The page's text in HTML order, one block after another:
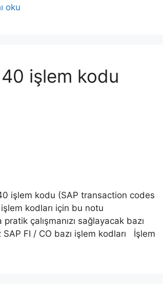
oku
40 işlem kodu
işlem kodu (SAP transaction codes
kodları için bu notu
çalışmanızı sağlayacak bazı
FI / CO bazı işlem kodları İşlem